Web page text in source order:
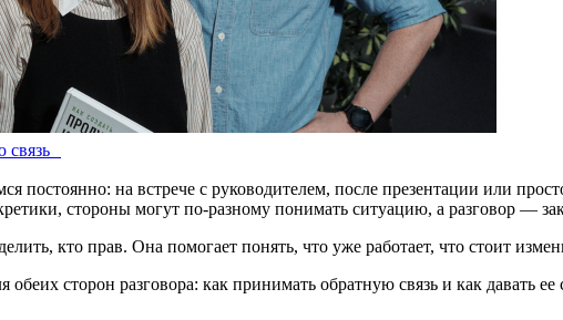
связь
постоянно: на встрече с руководителем, после презентации или
стороны могут по-разному понимать ситуацию, а разговор —
кто прав. Она помогает понять, что уже работает, что стоит
сторон разговора: как принимать обратную связь и как давать ее